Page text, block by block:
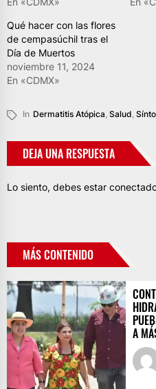
Qué hacer con las flores
de cempasúchil tras el
Día de Muertos
noviembre 11, 2024
En «CDMX»
In Dermatitis Atópica, Salud,
DEJA UNA RESPUESTA
Lo siento, debes estar
MÁS CONTENIDO
A